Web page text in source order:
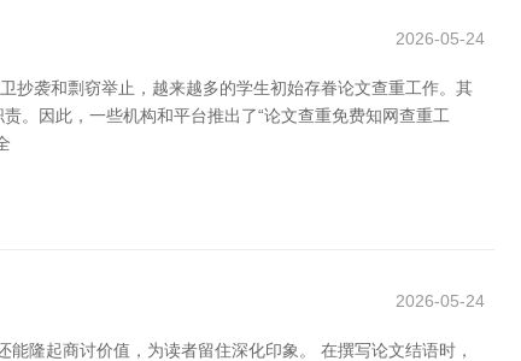
2026-05-24
抄袭和剽窃举止，越来越多的学生初始存眷论文查重工作。其
。因此，一些机构和平台推出了“论文查重免费知网查重工
2026-05-24
隆起商讨价值，为读者留住深化印象。 在撰写论文结语时，